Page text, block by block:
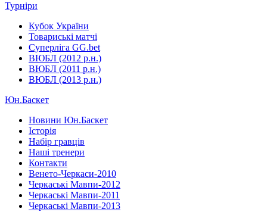
Турніри
Кубок України
Товариські матчі
Суперліга GG.bet
ВЮБЛ (2012 р.н.)
ВЮБЛ (2011 р.н.)
ВЮБЛ (2013 р.н.)
Юн.Баскет
Новини Юн.Баскет
Історія
Набір гравців
Наші тренери
Контакти
Венето-Черкаси-2010
Черкаські Мавпи-2012
Черкаські Мавпи-2011
Черкаські Мавпи-2013